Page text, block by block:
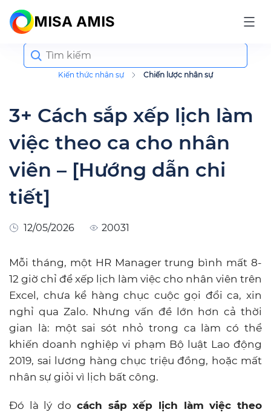
MISA AMIS
Kiến thức nhân sự Chiến lược nhân sự
Search
for:
3+ Cách sắp xếp lịch làm
việc theo ca cho nhân
viên – [Hướng dẫn chi
tiết]
12/05/2026 20031
Mỗi tháng, một HR Manager trung bình mất 8-
12 giờ chỉ để xếp lịch làm việc cho nhân viên trên
Excel, chưa kể hàng chục cuộc gọi đổi ca, xin
nghỉ qua Zalo. Nhưng vấn đề lớn hơn cả thời
gian là: một sai sót nhỏ trong ca làm có thể
khiến doanh nghiệp vi phạm Bộ luật Lao động
2019, sai lương hàng chục triệu đồng, hoặc mất
nhân sự giỏi vì lịch bất công.
Đó là lý do cách sắp xếp lịch làm việc theo